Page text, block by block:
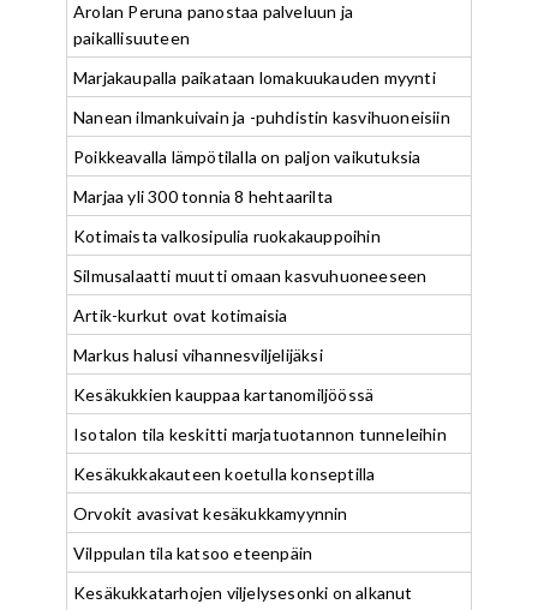
Arolan Peruna panostaa palveluun ja
paikallisuuteen
Marjakaupalla paikataan lomakuukauden myynti
Nanean ilmankuivain ja -puhdistin kasvihuoneisiin
Poikkeavalla lämpötilalla on paljon vaikutuksia
Marjaa yli 300 tonnia 8 hehtaarilta
Kotimaista valkosipulia ruokakauppoihin
Silmusalaatti muutti omaan kasvuhuoneeseen
Artik-kurkut ovat kotimaisia
Markus halusi vihannesviljelijäksi
Kesäkukkien kauppaa kartanomiljöössä
Isotalon tila keskitti marjatuotannon tunneleihin
Kesäkukkakauteen koetulla konseptilla
Orvokit avasivat kesäkukkamyynnin
Vilppulan tila katsoo eteenpäin
Kesäkukkatarhojen viljelysesonki on alkanut